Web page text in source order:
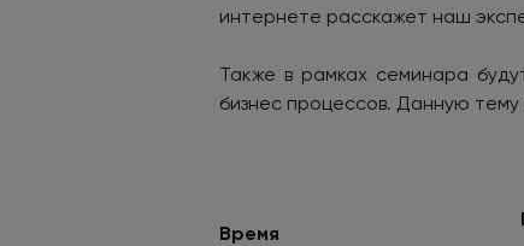
интернете расскажет наш
Также в рамках семинара
бизнес процессов. Данную
Время